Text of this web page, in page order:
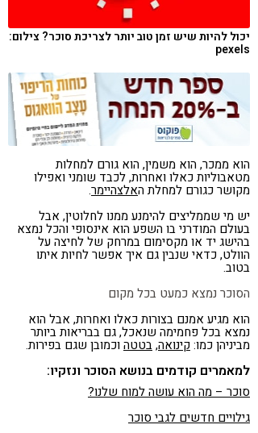
יכול להיות שיש זמן טוב יותר לצריכת סוכר? צילום:
pexels
הוא ממכר, הוא משמין, הוא גורם למחלות
מטאבוליות כאלו ואחרות, לכבד שומני ואפילו
מקושר כגורם למחלת האלצהיימר.
יש מי שממליצים להימנע ממנו לחלוטין, אבל
בעולם המודרני בו השפע הוא אינסופי והכל נמצא
בהישג יד או מקסימום במרחק של לחיצה על
הוולט, כדאי שנבין גם איך אפשר לחיות איתו
בטוב.
הסוכר נמצא כמעט בכל מקום
הוא מגיע אמנם בצורות כאלו ואחרות, אבל הוא
נמצא בכל פחמימה שנאכל, גם בבריאות ביותר
מביניהן כמו: קינואה,בטטהוכמובן שגם בפירות.
למאמרים קודמים בנושא הסוכר ונזקיו:
סוכר – מה הוא עושה למוח שלנו?
גילויים חדשים לגבי סוכר